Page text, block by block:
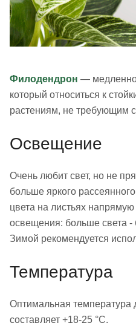
Филодендрон — медленно
который относиться к
растениям, не требующим
Освещение
Очень любит свет, но не
больше яркого
цвета на листьях напрямую
освещения: больше света -
Зимой рекомендуется
Температура
Оптимальная температура
составляет +18-25 °С.